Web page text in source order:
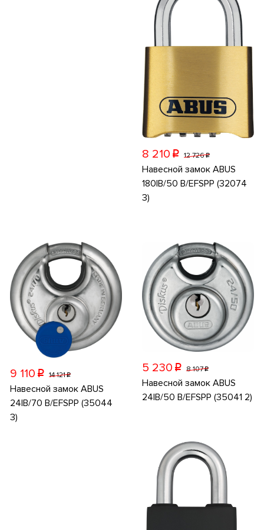
8 210 p 12 726p
Навесной замок ABUS
180IB/50 B/EFSPP (32074
3)
9 110 p 14 121p
Навесной замок ABUS
24IB/70 B/EFSPP (35044
3)
5 230 p 8 107p
Навесной замок ABUS
24IB/50 B/EFSPP (35041 2)